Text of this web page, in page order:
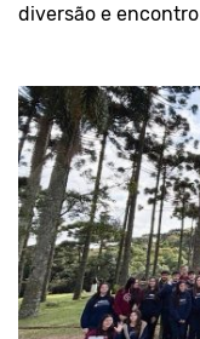
diversão e encontro